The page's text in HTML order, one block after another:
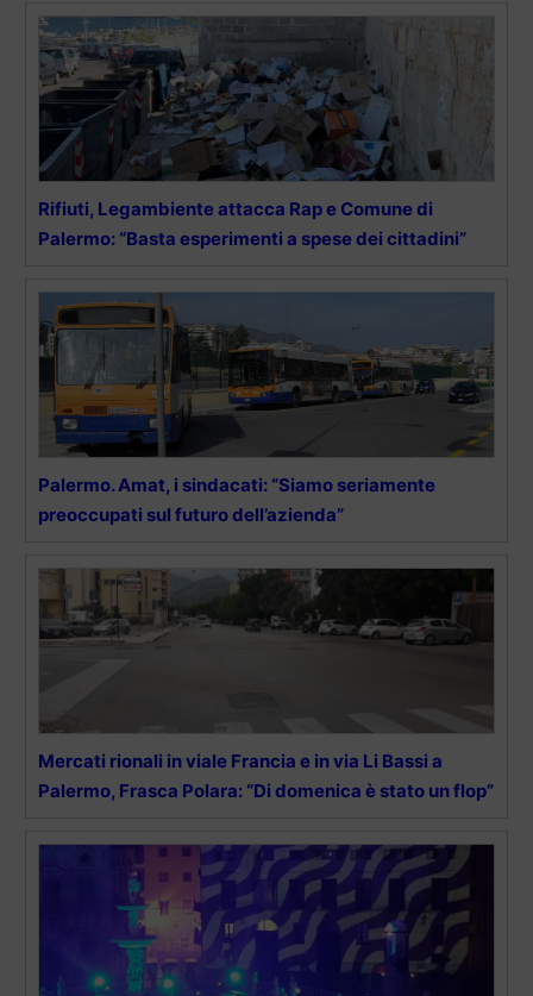
Rifiuti, Legambiente attacca Rap e Comune di
Palermo: “Basta esperimenti a spese dei cittadini”
Palermo. Amat, i sindacati: “Siamo seriamente
preoccupati sul futuro dell’azienda”
Mercati rionali in viale Francia e in via Li Bassi a
Palermo, Frasca Polara: “Di domenica è stato un flop”